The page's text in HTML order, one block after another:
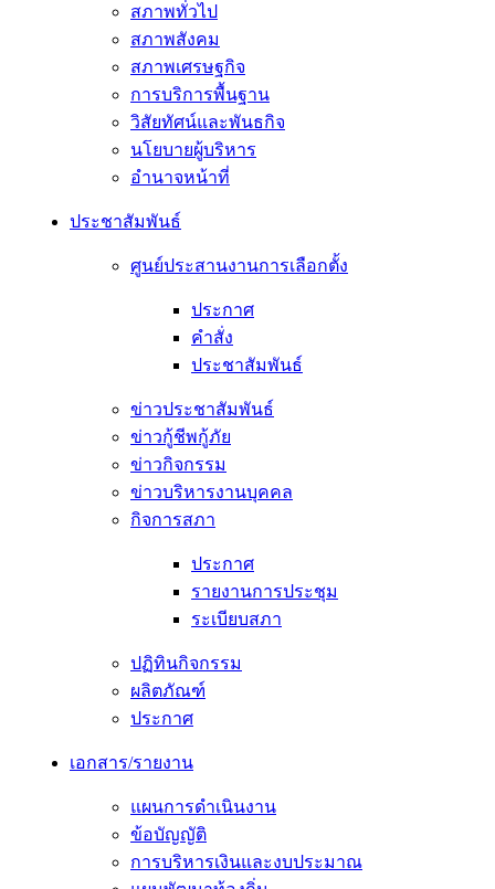
สภาพทั่วไป
สภาพสังคม
สภาพเศรษฐกิจ
การบริการพื้นฐาน
วิสัยทัศน์และพันธกิจ
นโยบายผู้บริหาร
อํานาจหน้าที่
ประชาสัมพันธ์
ศูนย์ประสานงานการเลือกตั้ง
ประกาศ
คำสั่ง
ประชาสัมพันธ์
ข่าวประชาสัมพันธ์
ข่าวกู้ชีพกู้ภัย
ข่าวกิจกรรม
ข่าวบริหารงานบุคคล
กิจการสภา
ประกาศ
รายงานการประชุม
ระเบียบสภา
ปฏิทินกิจกรรม
ผลิตภัณฑ์
ประกาศ
เอกสาร/รายงาน
แผนการดำเนินงาน
ข้อบัญญัติ
การบริหารเงินและงบประมาณ